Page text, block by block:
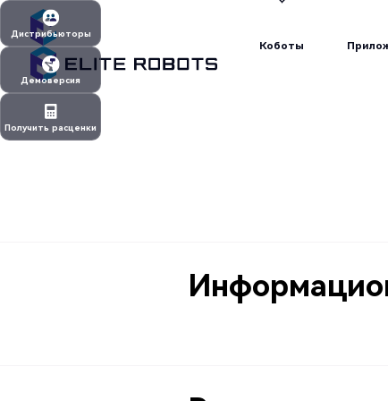
Дистрибьюторы
Дистрибьюторы
Демоверсия
Демоверсия
Получить расценки
Коботы